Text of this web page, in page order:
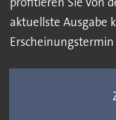
aktuellste Ausgabe